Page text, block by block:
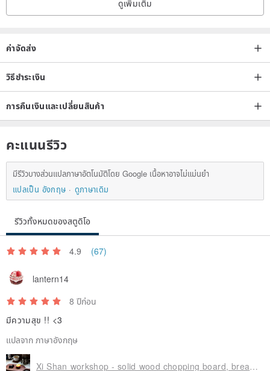
ดูเพิ่มเติม
ค่าจัดส่ง
วิธีชำระเงิน
การคืนเงินและเปลี่ยนสินค้า
คะแนนรีวิว
มีรีวิวบางส่วนแปลภาษาอัตโนมัติโดย Google เนื้อหาอาจไม่แม่นยำ
แปลเป็น อังกฤษ
ดูภาษาเดิม
รีวิวทั้งหมดของสตูดิโอ
4.9 (67)
lantern14
8 ปีก่อน
มีความสุข !! <3
แปลจาก ภาษาอังกฤษ
Xi Shan workshop - solid wood chopping board, breadboard, cheese board, plate (walnut) - with a small handle